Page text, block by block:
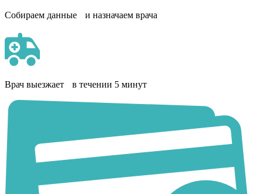
Собираем данные и назначаем врача
Врач выезжает в течении 5 минут